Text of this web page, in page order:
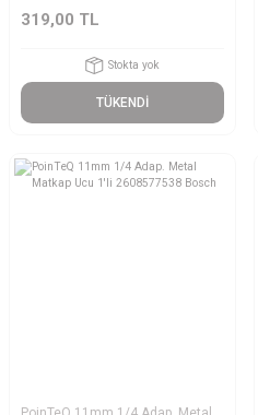
319,00 TL
Stokta yok
TÜKENDİ